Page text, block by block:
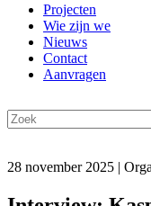
Projecten
Wie zijn we
Nieuws
Contact
Aanvragen
28 november 2025 |